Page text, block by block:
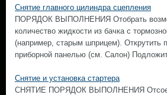
Снятие главного цилиндра сцепления
ПОРЯДОК ВЫПОЛНЕНИЯ Отобрать
количество жидкости из бачка с
(например, старым шприцем). Открутить
приборной панелью (см. Салон)
Снятие и установка стартера
СНЯТИЕ ПОРЯДОК ВЫПОЛНЕНИЯ